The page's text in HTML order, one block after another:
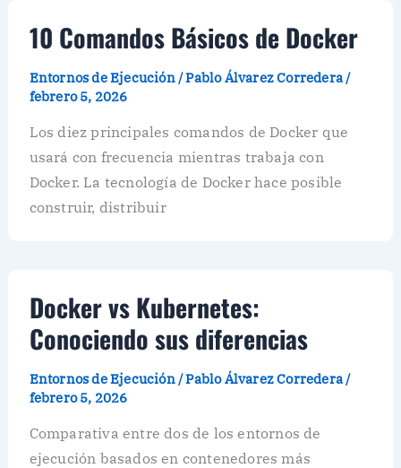
10 Comandos Básicos de Docker
Entornos de Ejecución/Pablo Álvarez Corredera/
febrero 5, 2026
Los diez principales comandos de Docker que
usará con frecuencia mientras trabaja con
Docker. La tecnología de Docker hace posible
construir, distribuir
Docker vs Kubernetes:
Conociendo sus diferencias
Entornos de Ejecución/Pablo Álvarez Corredera/
febrero 5, 2026
Comparativa entre dos de los entornos de
ejecución basados en contenedores más